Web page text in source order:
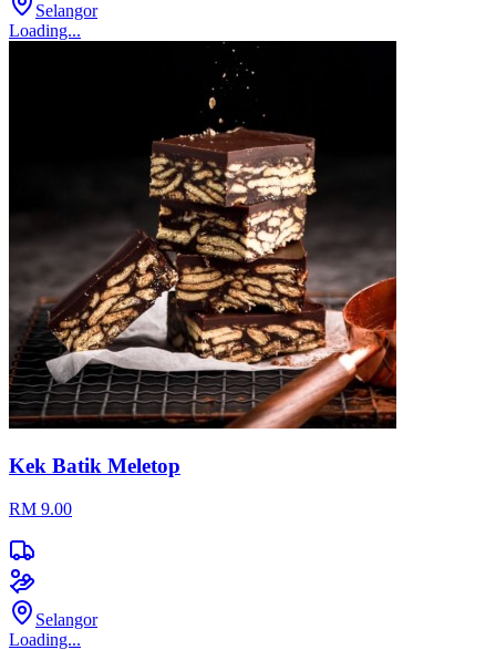
Selangor
Loading...
Kek Batik Meletop
RM 9.00
Selangor
Loading...